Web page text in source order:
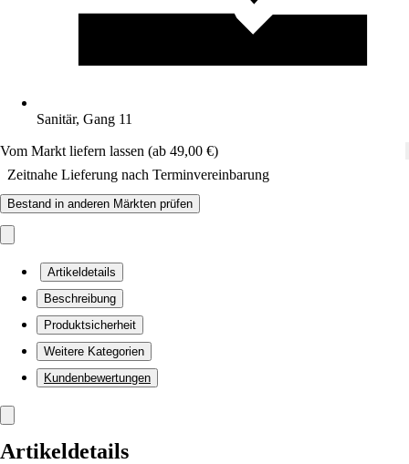
Sanitär, Gang 11
Vom Markt liefern lassen (ab 49,00 €)
Zeitnahe Lieferung nach Terminvereinbarung
Bestand in anderen Märkten prüfen
Artikeldetails
Beschreibung
Produktsicherheit
Weitere Kategorien
Kundenbewertungen
Artikeldetails